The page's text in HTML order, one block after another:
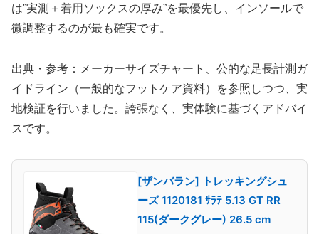
は”実測＋着用ソックスの厚み”を最優先し、インソールで
微調整するのが最も確実です。
出典・参考：メーカーサイズチャート、公的な足長計測ガ
イドライン（一般的なフットケア資料）を参照しつつ、実
地検証を行いました。誇張なく、実体験に基づくアドバイ
スです。
[ザンバラン] トレッキングシュ
ーズ 1120181 ｻﾗﾃ 5.13 GT RR
115(ダークグレー) 26.5 cm